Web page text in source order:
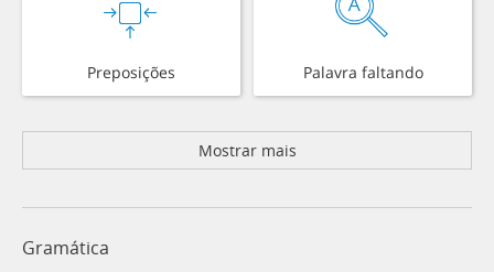
Preposições Palavra faltando
Mostrar mais
Gramática